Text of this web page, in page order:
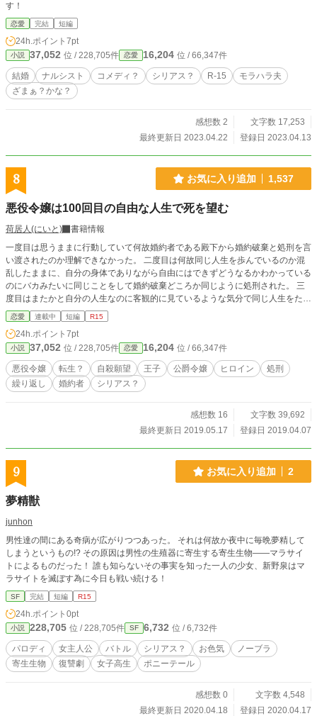
す！
恋愛 完結 短編
24h.ポイント 7pt
小説 37,052 位 / 228,705件 恋愛 16,204 位 / 66,347件
結婚 ナルシスト コメディ？ シリアス？ R-15
モラハラ夫
ざまぁ？かな？
感想数 2
文字数 17,253
最終更新日 2023.04.22
登録日 2023.04.13
8 お気に入り追加 1,537
悪役令嬢は100回目の自由な人生で死を望む
荷居人(にいと)
書籍情報
一度目は思うままに行動していて何故婚約者である殿下から婚約破棄と処刑を言
い渡されたのか理解できなかった。 二度目は何故同じ人生を歩んでいるのか混
乱したままに、自分の身体でありながら自由にはできずどうなるかわかっている
のにバカみたいに同じことをして婚約破棄どころか同じように処刑された。 三
度目はまたかと自分の人生なのに客観的に見ているような気分で同じ人生をただ
ただ繰り返して反省した。何故自分が婚約者に、友人に、親にすら見放されたの
か理解して。三度も繰り返してようやく理解した自分がどうしようもなく愚かで
あると理解した。きっとこれは神様から一度目で反省できなかった愚かな自分へ
の罰なのだとも。 四度目は許してと、こんなこと言いたくない！したくない！
ごめんなさい！とたくさん叫んだ。だけど、誰にも届くことはない。だんだんと
周囲が呆れ、怒り、自分を見放していく姿がわかっているのにまるで操られるよ
うに一度目と同じことを繰り返す。 五度目、六度目………二桁となっても繰り
だったかは忘れた。パキリパキリと壊れ、こんな醜い愚かな自分はもう見たくな
いから始まり、いつ日か自分は死ぬべき人間なのだと早く殺してと思うようにな
上り詰めた繰り返す人生でようやく自由な身体と声を取り戻しても変わることは
ない。 ｢生きててごめんなさい｣ 今日も私は自由な身体を死へと追いやる。
恋愛 連載中 短編 R15
24h.ポイント 7pt
小説 37,052 位 / 228,705件 恋愛 16,204 位 / 66,347件
悪役令嬢 転生？ 自殺願望 王子 公爵令嬢 ヒロイン
処刑
繰り返し
婚約者 シリアス？
感想数 16
文字数 39,692
最終更新日 2019.05.17
登録日 2019.04.07
9 お気に入り追加 2
夢精獣
junhon
男性達の間にある奇病が広がりつつあった。 それは何故か夜中に毎晩夢精して
しまうというもの!? その原因は男性の生殖器に寄生する寄生生物――マラサイ
トによるものだった！ 誰も知らないその事実を知った一人の少女、新野泉はマ
ラサイトを滅ぼす為に今日も戦い続ける！
SF 完結 短編 R15
24h.ポイント 0pt
小説 228,705 位 / 228,705件 SF 6,732 位 / 6,732件
パロディ 女主人公 バトル シリアス？ お色気
ノーブラ
寄生生物
復讐劇 女子高生 ポニーテール
感想数 0
文字数 4,548
最終更新日 2020.04.18
登録日 2020.04.17